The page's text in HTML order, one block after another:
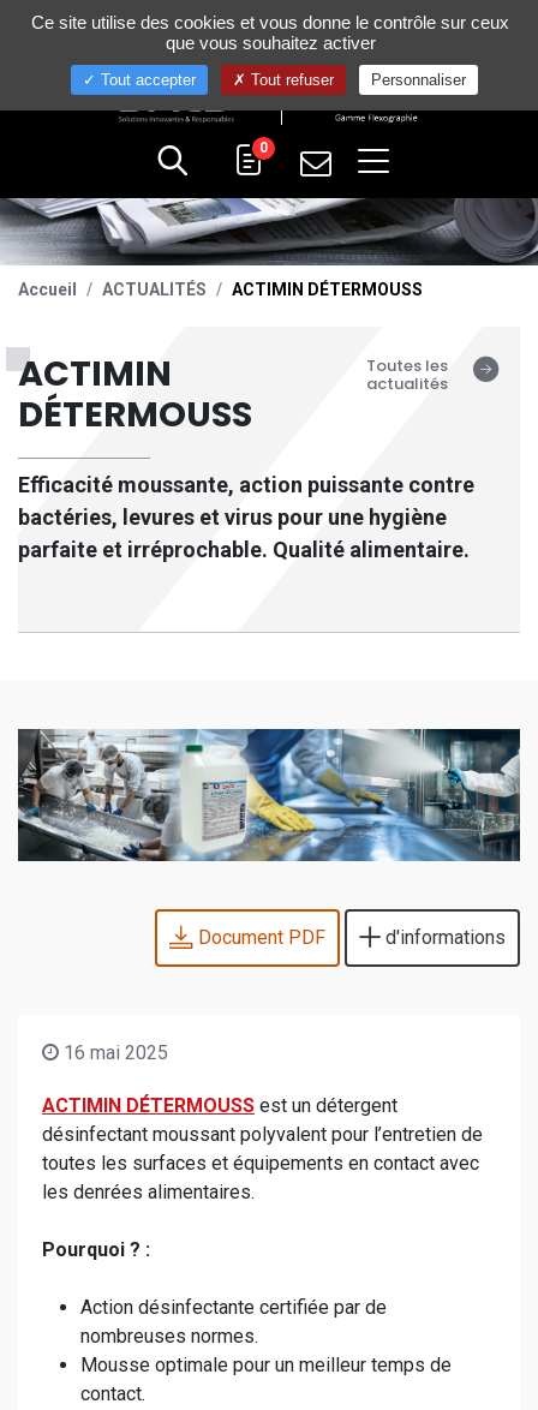
+33 (0)4 75 58 80 10
0
Accueil ACTUALITÉS ACTIMIN DÉTERMOUSS
ACTIMIN
DÉTERMOUSS
Efficacité moussante, action puissante contre
bactéries, levures et virus pour une hygiène
parfaite et irréprochable. Qualité alimentaire.
Toutes les
actualités
Document PDF d'informations
16 mai 2025
ACTIMIN DÉTERMOUSS est un détergent
désinfectant moussant polyvalent pour l’entretien de
toutes les surfaces et équipements en contact avec
les denrées alimentaires.
Pourquoi ? :
Action désinfectante certifiée par de
nombreuses normes.
Mousse optimale pour un meilleur temps de
contact.
Gestion de vos préférences sur les cookies
Ce site utilise des cookies et vous donne le contrôle sur ceux
que vous souhaitez activer
Tout accepter Tout refuser Personnaliser